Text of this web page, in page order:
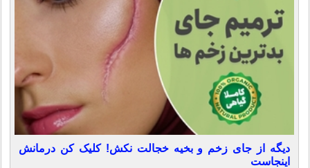
دیگه از جای زخم و بخیه خجالت نکش! کلیک کن درمانش
اینجاست